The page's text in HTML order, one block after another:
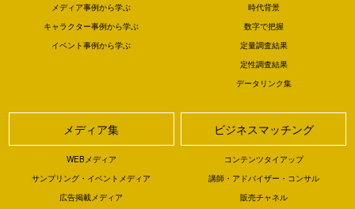
メディア事例から学ぶ
キャラクター事例から学ぶ
イベント事例から学ぶ
時代背景
数字で把握
定量調査結果
定性調査結果
データリンク集
メディア集
WEBメディア
サンプリング・イベントメディア
広告掲載メディア
ビジネスマッチング
コンテンツタイアップ
講師・アドバイザー・コンサル
販売チャネル